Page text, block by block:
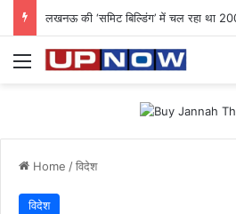
Menu
Home /विदेश
विदेश